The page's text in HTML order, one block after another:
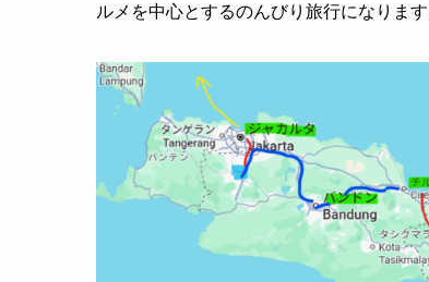
ルメを中心とするのんびり旅行になります